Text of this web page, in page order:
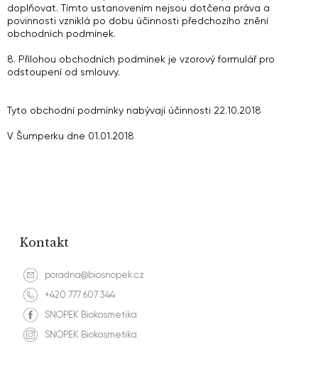
doplňovat. Tímto ustanovením nejsou dotčena práva a
povinnosti vzniklá po dobu účinnosti předchozího znění
obchodních podmínek.
8. Přílohou obchodních podmínek je vzorový formulář pro
odstoupení od smlouvy.
Tyto obchodní podmínky nabývají účinnosti 22.10.2018
V Šumperku dne 01.01.2018
Kontakt
poradna@biosnopek.cz
+420 777 607 344
SNOPEK Biokosmetika
SNOPEK Biokosmetika